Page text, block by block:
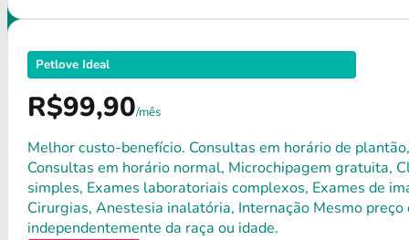
Petlove Ideal
R$99,90/mês
Melhor custo-benefício. Consultas em horário de
Consultas em horário normal, Microchipagem gratuita,
simples, Exames laboratoriais complexos, Exames de
Cirurgias, Anestesia inalatória, Internação Mesmo
independentemente da raça ou idade.